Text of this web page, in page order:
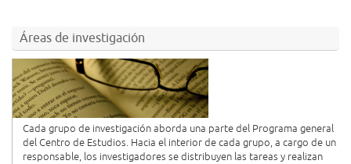
Áreas de investigación
Cada grupo de investigación aborda una parte del Programa general
del Centro de Estudios. Hacia el interior de cada grupo, a cargo de un
responsable, los investigadores se distribuyen las tareas y realizan